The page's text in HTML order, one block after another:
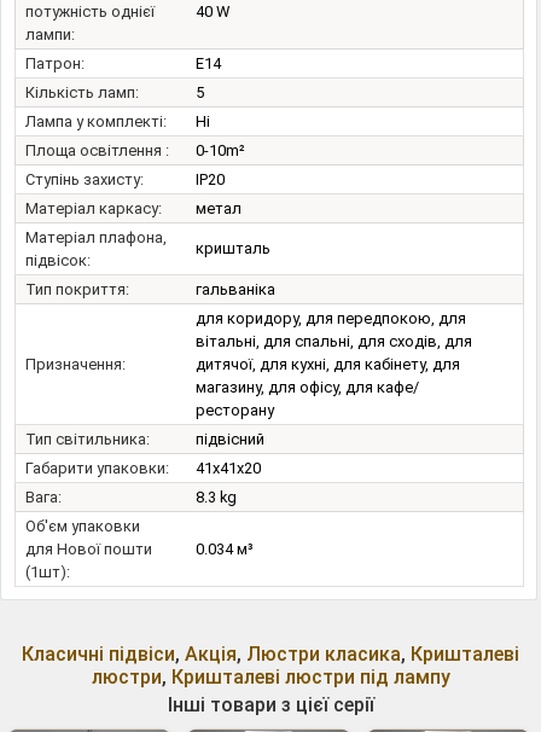
потужність однієї
лампи:
40 W
Патрон:
E14
Кількість ламп:
5
Лампа у комплекті:
Ні
Площа освітлення :
0-10m²
Ступінь захисту:
IP20
Матеріал каркасу:
метал
Матеріал плафона,
підвісок:
кришталь
Тип покриття: гальваніка
Призначення:
для коридору, для передпокою, для
вітальні, для спальні, для сходів, для
дитячої, для кухні, для кабінету, для
магазину, для офісу, для кафе/
ресторану
Тип світильника:
підвісний
Габарити упаковки:
41x41x20
Вага:
8.3 kg
Об'єм упаковки
для Нової пошти
(1шт):
0.034 м³
Класичні підвіси, Акція, Люстри класика, Кришталеві
люстри, Кришталеві люстри під лампу
Інші товари з цієї серії